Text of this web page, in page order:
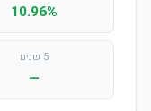
10.96%
5 שנים
—